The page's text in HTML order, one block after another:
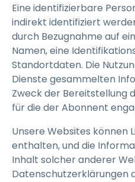
Eine identifizierbare
indirekt identifiziert
durch Bezugnahme auf
Namen, eine
Standortdaten. Die
Dienste gesammelten
Zweck der Bereitstellung
für die der Abonnent
Unsere Websites können
enthalten, und die
Inhalt solcher anderer
Datenschutzerklärungen